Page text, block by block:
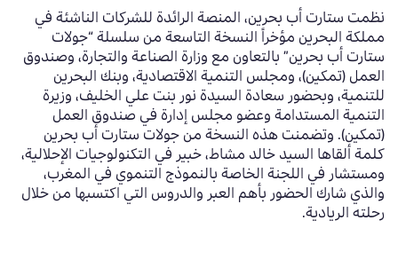
نظمت ستارت أب بحرين، المنصة الرائدة للشركات الناشئة في
مملكة البحرين مؤخراً النسخة التاسعة من سلسلة “جولات
ستارت أب بحرين” بالتعاون مع وزارة الصناعة والتجارة، وصندوق
العمل (تمكين)، ومجلس التنمية الاقتصادية، وبنك البحرين
للتنمية،وبحضور سعادة السيدة نور بنت علي الخليف، وزيرة
التنمية المستدامة وعضو مجلس إدارة في صندوق العمل
(تمكين). وتضمنت هذه النسخة من جولات ستارت أب بحرين
كلمة ألقاها السيد خالد مشاط،خبير في التكنولوجيات الإحلالية،
ومستشار في اللجنة الخاصة بالنموذج التنموي في المغرب،
والذي شارك الحضور بأهم العبروالدروسالتي اكتسبها من خلال
رحلته الريادية.